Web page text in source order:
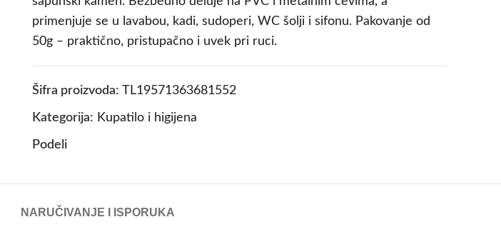
primenjuje se u lavabou, kadi, sudoperi, WC šolji i sifonu. Pakovanje od
50g – praktično, pristupačno i uvek pri ruci.
Šifra proizvoda: TL19571363681552
Kategorija: Kupatilo i higijena
Podeli
NARUČIVANJE I ISPORUKA